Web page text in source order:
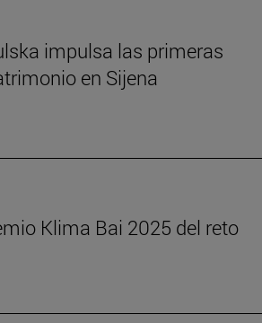
impulsa las primeras
en Sijena
Klima Bai 2025 del reto